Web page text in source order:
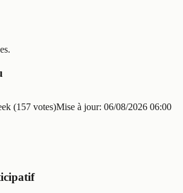
.
(157 votes)Mise à jour: 06/08/2026 06:00